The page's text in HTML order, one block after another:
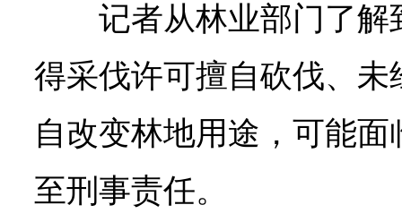
记者从林业部门了解
得采伐许可擅自砍伐、未
自改变林地用途，可能面
至刑事责任。